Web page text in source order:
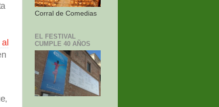
al
Corral de Comedias
EL FESTIVAL
CUMPLE 40 AÑOS